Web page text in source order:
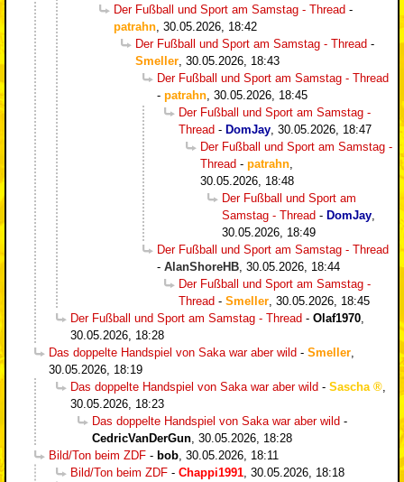
Der Fußball und Sport am Samstag - Thread -
patrahn 30.05.2026, 18:42
Der Fußball und Sport am Samstag - Thread -
Smeller 30.05.2026, 18:43
Der Fußball und Sport am Samstag - Thread
- patrahn 30.05.2026, 18:45
Der Fußball und Sport am Samstag -
Thread - DomJay 30.05.2026, 18:47
Der Fußball und Sport am Samstag -
Thread - patrahn
30.05.2026, 18:48
Der Fußball und Sport am
Samstag - Thread - DomJay
30.05.2026, 18:49
Der Fußball und Sport am Samstag - Thread
- AlanShoreHB 30.05.2026, 18:44
Der Fußball und Sport am Samstag -
Thread - Smeller 30.05.2026, 18:45
Der Fußball und Sport am Samstag - Thread - Olaf1970
30.05.2026, 18:28
Das doppelte Handspiel von Saka war aber wild - Smeller
30.05.2026, 18:19
Das doppelte Handspiel von Saka war aber wild - Sascha
30.05.2026, 18:23
Das doppelte Handspiel von Saka war aber wild -
CedricVanDerGun 30.05.2026, 18:28
Bild/Ton beim ZDF - bob 30.05.2026, 18:11
Bild/Ton beim ZDF - Chappi1991 30.05.2026, 18:18